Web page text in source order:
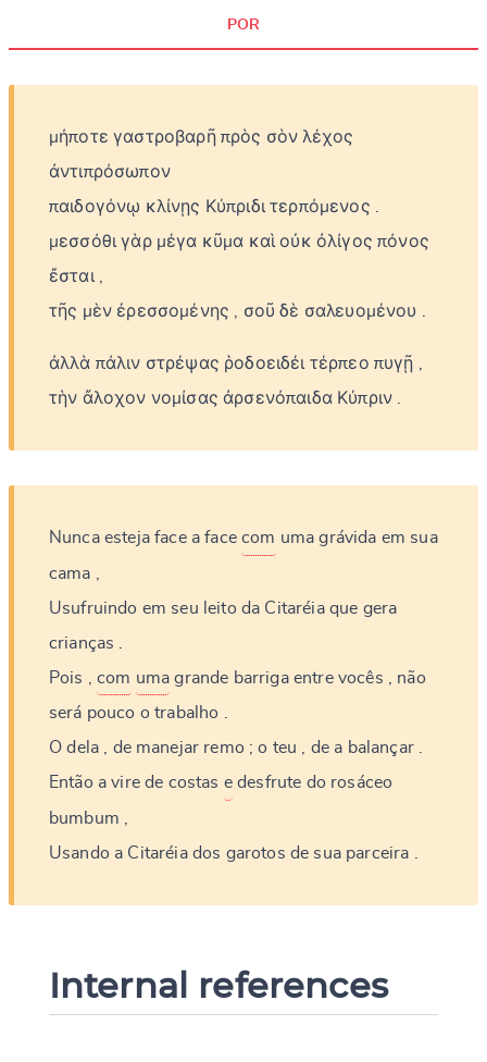
POR
μήποτε γαστροβαρῆ πρὸς σὸν λέχος
ἀντιπρόσωπον
παιδογόνῳ κλίνῃς Κύπριδι τερπόμενος .
μεσσόθι γὰρ μέγα κῦμα καὶ οὐκ ὀλίγος πόνος
ἔσται ,
τῆς μὲν ἐρεσσομένης , σοῦ δὲ σαλευομένου .
ἀλλὰ πάλιν στρέψας ῥοδοειδέι τέρπεο πυγῇ ,
τὴν ἄλοχον νομίσας ἀρσενόπαιδα Κύπριν .
Nunca esteja face a face com uma grávida em sua
cama
Usufruindo em seu leito da Citaréia que gera
crianças
Pois
com uma grande barriga entre vocês não
será pouco o trabalho .
O dela , de manejar remo ; o teu , de a balançar .
Então a vire de costas e desfrute do rosáceo
bumbum
Usando a Citaréia dos garotos de sua parceira
Internal references